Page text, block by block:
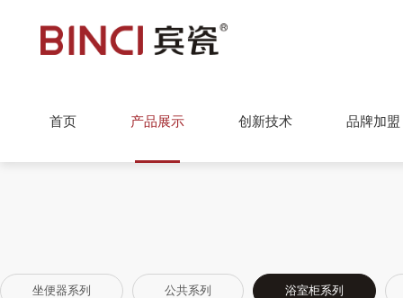
首页 产品展示 创新技术 品牌加盟
坐便器系列 公共系列 浴室柜系列